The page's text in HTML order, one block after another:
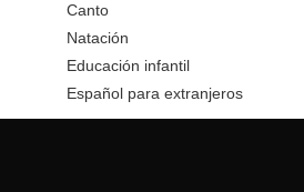
Canto
Natación
Educación infantil
Español para extranjeros